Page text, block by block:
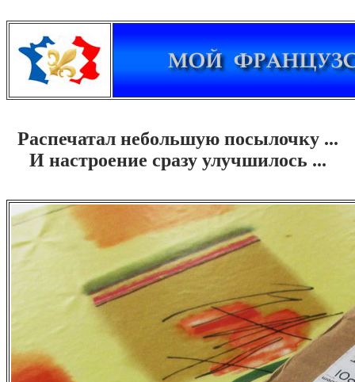
Распечатал небольшую посылочку ...
И настроение сразу улучшилось ...